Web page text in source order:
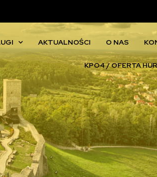
AKTUALNOŚCI O NAS
KPO4 / OFERTA